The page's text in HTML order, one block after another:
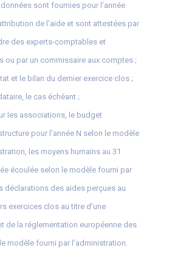
sont fournies pour l’année
de l’aide et sont attestées par
des experts-comptables et
ou par un commissaire aux comptes ;
et le bilan du dernier exercice clos ;
le cas échéant ;
les associations, le budget
pour l’année N selon le modèle
les moyens humains au 31
écoulée selon le modèle fourni par
déclarations des aides perçues au
exercices clos au titre d’une
de la réglementation européenne des
modèle fourni par l’administration.